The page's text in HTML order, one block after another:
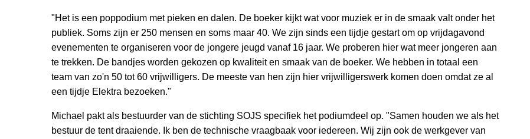
"Het is een poppodium met pieken en dalen. De boeker kijkt wat voor muziek er in de smaak valt onder het
publiek. Soms zijn er 250 mensen en soms maar 40. We zijn sinds een tijdje gestart om op vrijdagavond
evenementen te organiseren voor de jongere jeugd vanaf 16 jaar. We proberen hier wat meer jongeren aan
te trekken. De bandjes worden gekozen op kwaliteit en smaak van de boeker. We hebben in totaal een
team van zo'n 50 tot 60 vrijwilligers. De meeste van hen zijn hier vrijwilligerswerk komen doen omdat ze al
een tijdje Elektra bezoeken."
Michael pakt als bestuurder van de stichting SOJS specifiek het podiumdeel op. "Samen houden we als het
bestuur de tent draaiende. Ik ben de technische vraagbaak voor iedereen. Wij zijn ook de werkgever van